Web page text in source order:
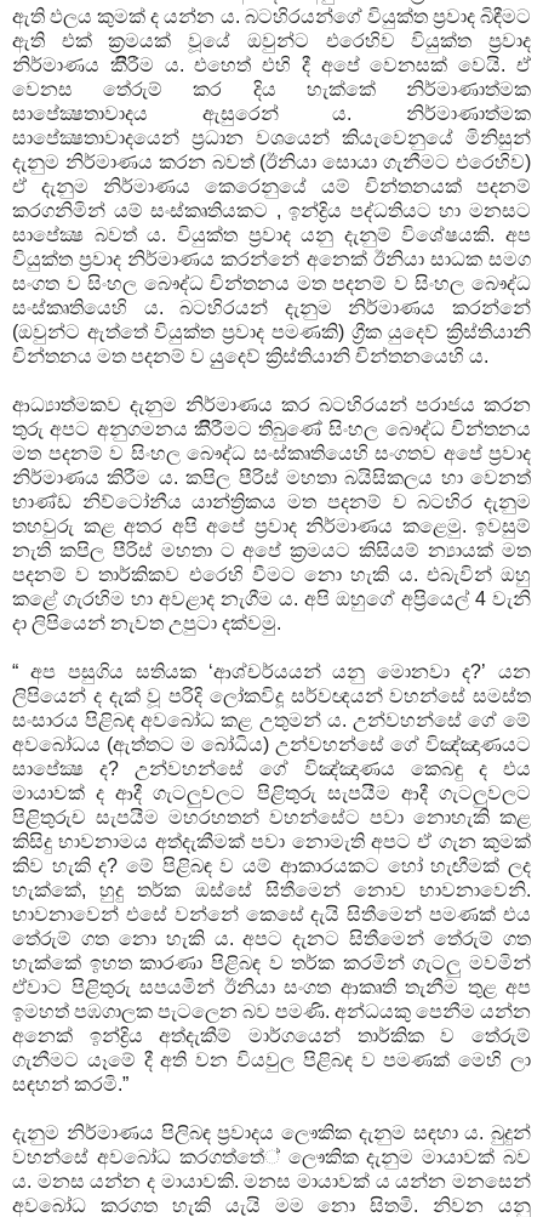
ඇති ඵලය කුමක් ද යන්න ය. බටහිරයන්ගේ වියුක්ත ප්‍රවාද බිඳීමට
ඇති එක් ක්‍රමයක් වූයේ ඔවුන්ට එරෙහිව වියුක්ත ප්‍රවාද
නිර්මාණය කීිරීම ය. එහෙත් එහි දී අපේ වෙනසක් වෙයි. ඒ
වෙනස තේරුම් කර දිය හැක්කේ නිර්මාණාත්මක
සාපේක්‍ෂතාවාදය ඇසුරෙන් ය. නිර්මාණාත්මක
සාපේක්‍ෂතාවාදයෙන් ප්‍රධාන වශයෙන් කියැවෙනුයේ මිනිසුන්
දැනුම නිර්මාණය කරන බවත් (ඊනියා සොයා ගැනීමට එරෙහිව)
ඒ දැනුම නිර්මාණය කෙරෙනුයේ යම් චින්තනයක් පදනම්
කරගනිමින් යම් සංස්කෘතියකට , ඉන්ද්‍රිය පද්ධතියට හා මනසට
සාපේක්‍ෂ බවත් ය. වියුක්ත ප්‍රවාද යනු දැනුම් විශේෂයකි. අප
වියුක්ත ප්‍රවාද නිර්මාණය කරන්නේ අනෙක් ඊනියා සාධක සමග
සංගත ව සිංහල බෞද්ධ චින්තනය මත පදනම් ව සිංහල බෞද්ධ
සංස්කෘතියෙහි ය. බටහිරයන් දැනුම නිර්මාණය කරන්නේ
(ඔවුන්ට ඇත්තේ වියුක්ත ප්‍රවාද පමණකි) ග්‍රීක යුදෙව් ක්‍රිස්තියානි
චින්තනය මත පදනම් ව යුුදෙව් ක්‍රිස්තියානි චින්තනයෙහි ය.
ආධ්‍යාත්මකව දැනුම නිර්මාණය කර බටහිරයන් පරාජය කරන
තුරු අපට අනුගමනය කීිරීමට තිබුණේ සිංහල බෞද්ධ චින්තනය
මත පදනම් ව සිංහල බෞද්ධ සංස්කෘතියෙහි සංගතව අපේ ප්‍රවාද
නිර්මාණය කිරීම ය. කපිල පීරිස් මහතා බයිසිකලය හා වෙනත්
භාණ්ඩ නිව්ටෝනීය යාන්ත්‍රිකය මත පදනම් ව බටහිර දැනුම
තහවුරු කළ අතර අපි අපේ ප්‍රවාද නිර්මාණය කළෙමු. ඉවසුම්
නැති කපිල පීරිස් මහතා ට අපේ ක්‍රමයට කිසියම් න්‍යායක් මත
පදනම් ව තාර්කිකව එරෙහි වීමට නො හැකි ය. එබැවින් ඔහු
කළේ ගැරහිම හා අවළාද නැගීම ය. අපි ඔහුගේ අප්‍රියෙල් 4 වැනි
දා ලිපියෙන් නැවත උපුටා දක්වමු.
“ අප පසුගිය සතියක ‘ආශ්චර්යයන් යනු මොනවා ද?’ යන
ලිපියෙන් ද දැක් වූ පරිදි ලෝකවිදූ සර්වඥයන් වහන්සේ සමස්ත
සංසාරය පිළිබඳ අවබෝධ කළ උතුමන් ය. උන්වහන්සේ ගේ මේ
අවබෝධය (ඇත්තට ම බෝධිය) උන්වහන්සේ ගේ විඤ්ඤාණයට
සාපේක්‍ෂ ද? උන්වහන්සේ ගේ විඤ්ඤාණය කෙබඳු ද එය
මායාවක් ද ආදී ගැටලුවලට පිළිතුරු සැපයීම ආදී ගැටලුවලට
පිළිතුරුච සැපයීම මහරහතන් වහන්සේට පවා නොහැකි කළ
කිසිදු භාවනාමය අත්දැකීමක් පවා නොමැති අපට ඒ ගැන කුමක්
කිව හැකි ද? මේ පිළිබඳ ව යම් ආකාරයකට හෝ හැඟීමක් ලද
හැක්කේ, හුදු තර්ක ඔස්සේ සිතීමෙන් නොව භාවනාවෙනි.
භාවනාවෙන් එසේ වන්නේ කෙසේ දැයි සිතීමෙන් පමණක් එය
තේරුම් ගත නො හැකි ය. අපට දැනට සිතීමෙන් තේරුම් ගත
හැක්කේ ඉහත කාරණා පිළිබඳ ව තර්ක කරමින් ගැටලු මවමින්
ඒවාට පිළිතුරු සපයමින් ඊනියා සංගත ආකෘති තැනීම තුළ අප
ඉමහත් පඹගාලක පැටලෙන බව පමණි. අන්ධයකු පෙනීම යන්න
අනෙක් ඉන්ද්‍රිය අත්දැකීම් මාර්ගයෙන් තාර්කික ව තේරුම්
ගැනීමට යෑමේ දී අති වන වියවුල පිළිබඳ ව පමණක් මෙහි ලා
සඳහන් කරමි.”
දැනුම නිර්මාණය පිලිබඳ ප්‍රවාදය ලෞකික දැනුම සඳහා ය. බුදුන්
වහන්සේ අවබෝධ කරගත්තේ් ලෞකික දැනුම මායාවක් බව
ය. මනස යන්න ද මායාවකි. මනස මායාවක් ය යන්න මනසෙන්
අවබෝධ කරගත හැකි යැයි මම නො සිතමි. නිවන යනු